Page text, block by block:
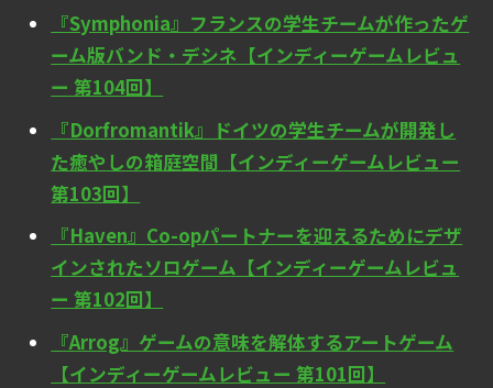
『Symphonia』フランスの学生チームが作ったゲ
ーム版バンド・デシネ【インディーゲームレビュ
ー 第104回】
『Dorfromantik』ドイツの学生チームが開発し
た癒やしの箱庭空間【インディーゲームレビュー
第103回】
『Haven』Co-opパートナーを迎えるためにデザ
インされたソロゲーム【インディーゲームレビュ
ー 第102回】
『Arrog』ゲームの意味を解体するアートゲーム
【インディーゲームレビュー 第101回】